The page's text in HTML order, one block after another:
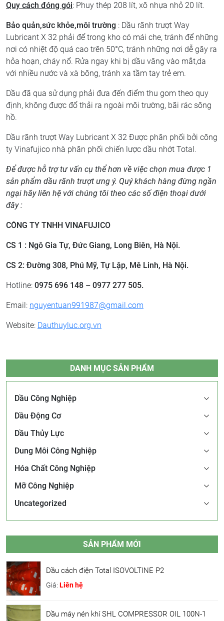
Quy cách đóng gói: Phuy thép 208 lít, xô nhựa nhỏ 20 lít.
Bảo quản,sức khỏe,môi trường : Dầu rãnh trượt Way
Lubricant X 32 phải để trong kho có mái che, tránh để những
nơi có nhiệt độ quá cao trên 50°C, tránh những nơi dễ gây ra
hỏa hoạn, cháy nổ. Rửa ngay khi bị dầu văng vào mắt,da
với nhiều nước và xà bông, tránh xa tầm tay trẻ em.
Dầu đã qua sử dụng phải đưa đến điểm thu gom theo quy
định, không được đổ thải ra ngoài môi trường, bãi rác sông
hồ.
Dầu rãnh trượt Way Lubricant X 32 Được phân phối bởi công
ty Vinafujico nhà phân phối chiến lược dầu nhớt Total.
Để được hỗ trợ tư vấn cụ thể hơn về việc chọn mua được 1
sản phẩm dầu rãnh trượt ưng ý. Quý khách hàng đừng ngần
ngại hãy liên hệ với chúng tôi theo các số điện thoại dưới
đây :
CÔNG TY TNHH VINAFUJICO
CS 1 : Ngô Gia Tự, Đức Giang, Long Biên, Hà Nội.
CS 2: ​Đường 308, Phú Mỹ, Tự Lập, Mê Linh, Hà Nội.
Hotline: 0975 696 148 – 0977 277 505.
Email: nguyentuan991987@gmail.com
Website: Dauthuyluc.org.vn
DANH MỤC SẢN PHẨM
Dầu Công Nghiệp
Dầu Động Cơ
Dầu Thủy Lực
Dung Môi Công Nghiệp
Hóa Chất Công Nghiệp
Mỡ Công Nghiệp
Uncategorized
SẢN PHẨM MỚI
Dầu cách điện Total ISOVOLTINE P2
Giá: Liên hệ
Dầu máy nén khí SHL COMPRESSOR OIL 100N-1